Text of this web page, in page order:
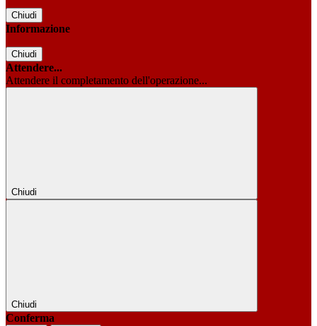
Chiudi
Informazione
Chiudi
Attendere...
Attendere il completamento dell'operazione...
Chiudi
Chiudi
Conferma